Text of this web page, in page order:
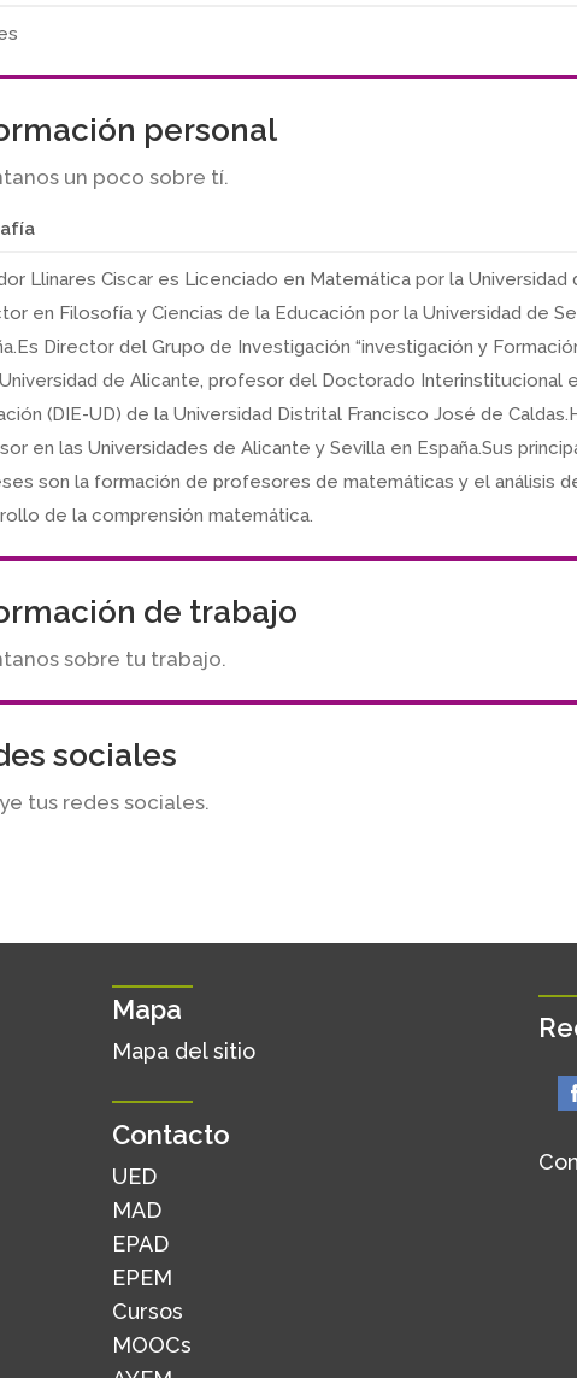
personal
un poco sobre tí.
Llinares Ciscar es Licenciado en Matemática por la Universidad
en Filosofía y Ciencias de la Educación por la Universidad de
Director del Grupo de Investigación “investigación y
de Alicante, profesor del Doctorado Interinstitucional
(DIE-UD) de la Universidad Distrital Francisco José de
en las Universidades de Alicante y Sevilla en España.Sus
son la formación de profesores de matemáticas y el análisis
de la comprensión matemática.
de trabajo
sobre tu trabajo.
sociales
tus redes sociales.
Mapa
Mapa del sitio
Contacto
UED
MAD
EPAD
EPEM
Cursos
MOOCs